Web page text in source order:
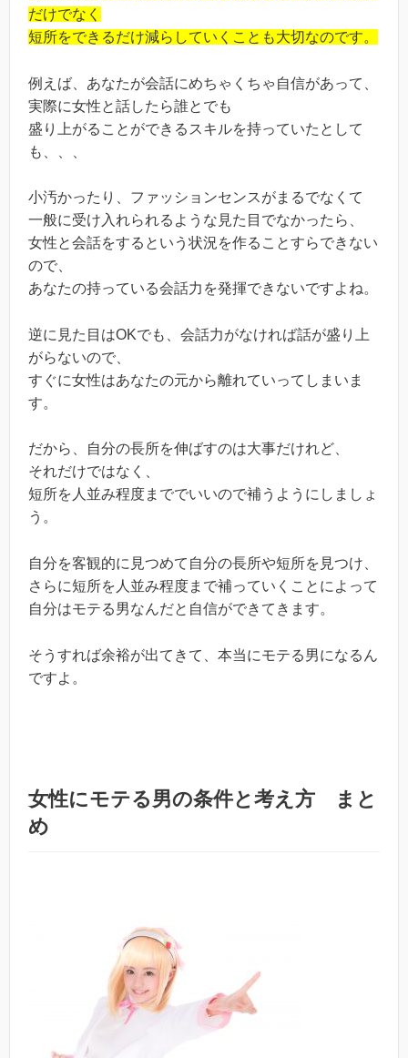
だけでなく
短所をできるだけ減らしていくことも大切なのです。
例えば、あなたが会話にめちゃくちゃ自信があって、
実際に女性と話したら誰とでも
盛り上がることができるスキルを持っていたとして
も、、、
小汚かったり、ファッションセンスがまるでなくて
一般に受け入れられるような見た目でなかったら、
女性と会話をするという状況を作ることすらできない
ので、
あなたの持っている会話力を発揮できないですよね。
逆に見た目はOKでも、会話力がなければ話が盛り上
がらないので、
すぐに女性はあなたの元から離れていってしまいま
す。
だから、自分の長所を伸ばすのは大事だけれど、
それだけではなく、
短所を人並み程度まででいいので補うようにしましょ
う。
自分を客観的に見つめて自分の長所や短所を見つけ、
さらに短所を人並み程度まで補っていくことによって
自分はモテる男なんだと自信ができてきます。
そうすれば余裕が出てきて、本当にモテる男になるん
ですよ。
女性にモテる男の条件と考え方 まと
め